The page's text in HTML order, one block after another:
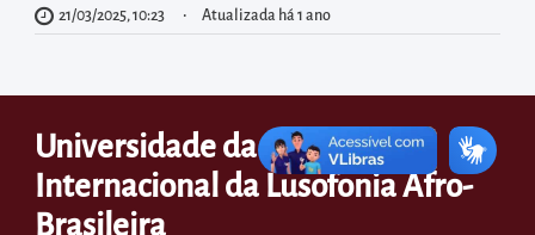
as
rodapé
21/03/2025, 10:23 Atualizada há 1 ano
Universidade da Integração
Internacional da Lusofonia Afro-
Brasileira